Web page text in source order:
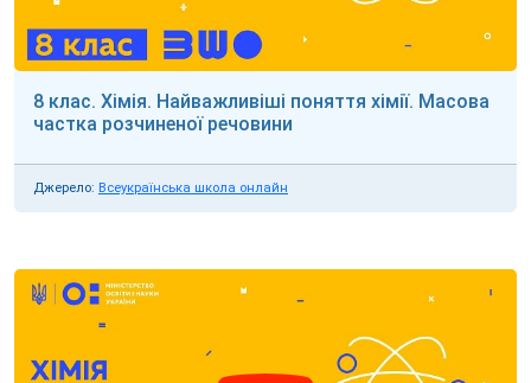
8 клас. Хімія. Найважливіші поняття хімії. Масова
частка розчиненої речовини
Джерело: Всеукраїнська школа онлайн